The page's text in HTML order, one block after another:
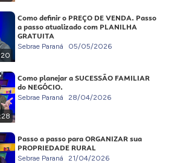
Como definir o PREÇO DE VENDA. Passo
a passo atualizado com PLANILHA
GRATUITA
Sebrae Paraná 05/05/2026
Como planejar a SUCESSÃO FAMILIAR
do NEGÓCIO.
Sebrae Paraná 28/04/2026
Passo a passo para ORGANIZAR sua
PROPRIEDADE RURAL
Sebrae Paraná 21/04/2026